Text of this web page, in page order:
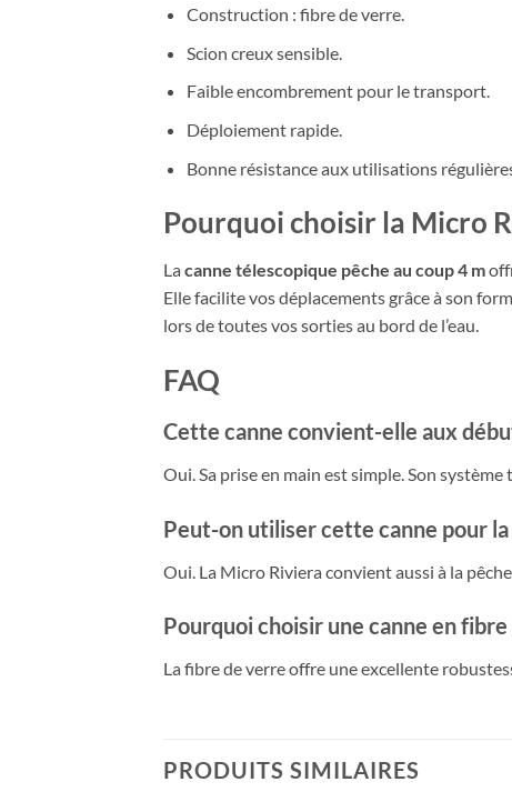
Construction : fibre de verre.
Scion creux sensible.
Faible encombrement pour le transport.
Déploiement rapide.
Bonne résistance aux utilisations
Pourquoi choisir la Micro
La canne télescopique pêche au coup 4 m
Elle facilite vos déplacements grâce à son
lors de toutes vos sorties au bord de l’eau.
FAQ
Cette canne convient-elle aux
Oui. Sa prise en main est simple. Son
Peut-on utiliser cette canne pour la
Oui. La Micro Riviera convient aussi à la
Pourquoi choisir une canne en fibre
La fibre de verre offre une excellente
PRODUITS SIMILAIRES